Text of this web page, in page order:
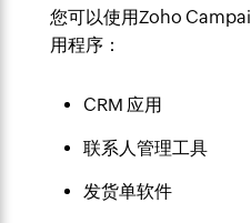
您可以使用Zoho
用程序：
CRM 应用
联系人管理工具
发货单软件